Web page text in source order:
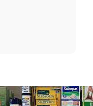
hương thơm lan
mặt trời để duy trì